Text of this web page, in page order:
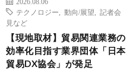
テクノロジー
動向/展望
記者会
見など
【現地取材】貿易関連業務の
効率化目指す業界団体「日本
貿易DX協会」が発足